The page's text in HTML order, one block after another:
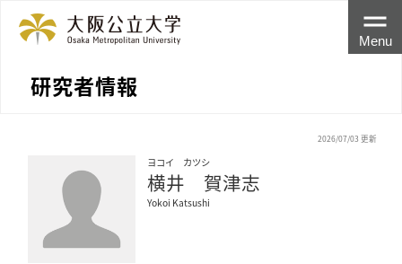
研究者情報
Menu
2026/07/03 更新
ヨコイ カツシ
横井 賀津志
Yokoi Katsushi